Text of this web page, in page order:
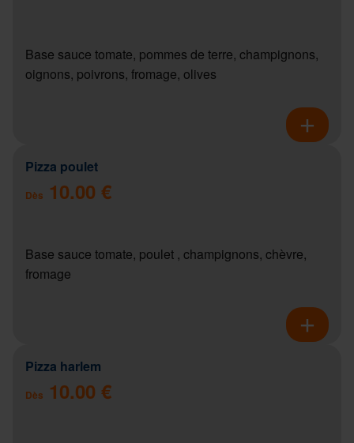
Base sauce tomate, pommes de terre, champignons,
oignons, poivrons, fromage, olives
Pizza poulet
Dès 10.00 €
Base sauce tomate, poulet , champignons, chèvre,
fromage
Pizza harlem
Dès 10.00 €